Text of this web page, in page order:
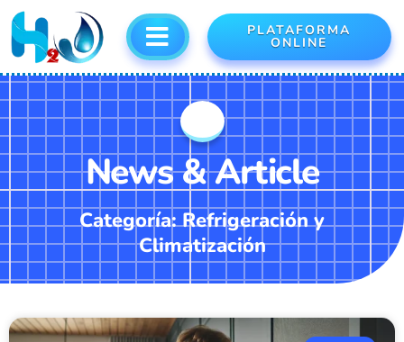
PLATAFORMA
ONLINE
News & Article
Categoría: Refrigeración y
Climatización